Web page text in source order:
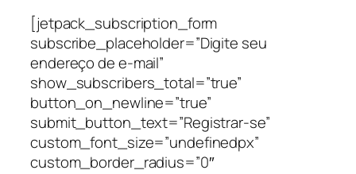
[jetpack_subscription_form
subscribe_placeholder=”Digite seu
endereço de e-mail”
show_subscribers_total=”true”
button_on_newline=”true”
submit_button_text=”Registrar-se”
custom_font_size=”undefinedpx”
custom_border_radius=”0″